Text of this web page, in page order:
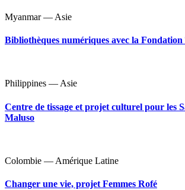
Myanmar — Asie
Bibliothèques numériques avec la
Philippines — Asie
Centre de tissage et projet culturel pour les
Maluso
Colombie — Amérique Latine
Changer une vie, projet Femmes Rofé